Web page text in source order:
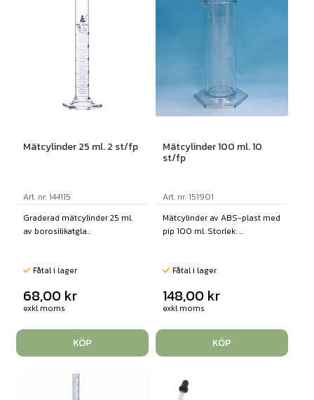
Mätcylinder 25 ml. 2 st/fp
Art. nr: 144115
Graderad mätcylinder 25 ml.
av borosilikatgla...
Fåtal i lager
68,00 kr
exkl moms
KÖP
Mätcylinder 100 ml. 10
st/fp
Art. nr: 151901
Mätcylinder av ABS-plast med
pip 100 ml. Storlek: ...
Fåtal i lager
148,00 kr
exkl moms
KÖP